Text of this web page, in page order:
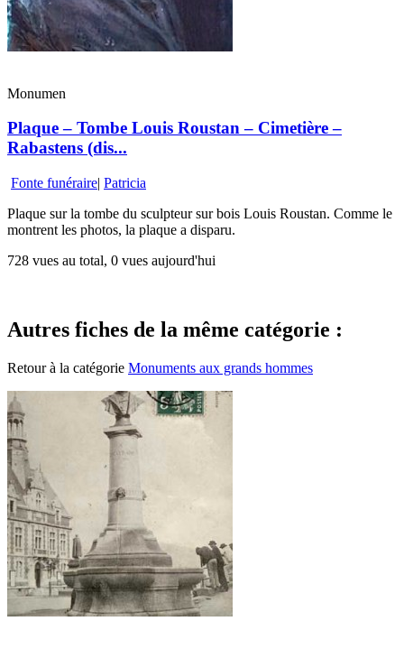
Monumen
Plaque – Tombe Louis Roustan – Cimetière –
Rabastens (dis...
Fonte funéraire| Patricia
Plaque sur la tombe du sculpteur sur bois Louis Roustan. Comme le
montrent les photos, la plaque a disparu.
728 vues au total, 0 vues aujourd'hui
Autres fiches de la même catégorie :
Retour à la catégorie Monuments aux grands hommes